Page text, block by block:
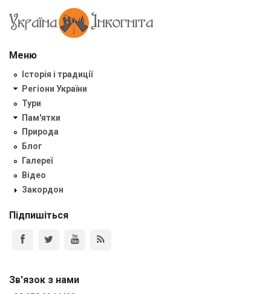
Меню
Історія і традиції
Регіони України
Тури
Пам'ятки
Природа
Блог
Галереї
Відео
Закордон
Підпишіться
Зв'язок з нами